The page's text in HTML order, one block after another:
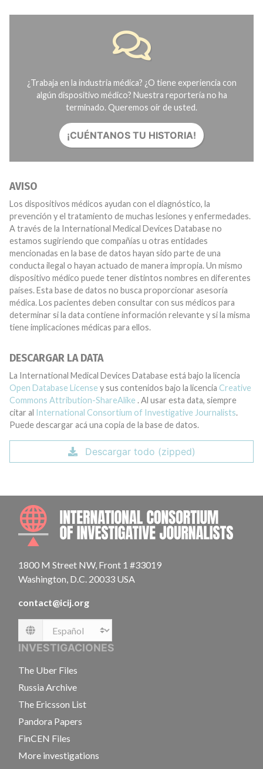
¿Trabaja en la industria médica? ¿O tiene experiencia con
algún dispositivo médico? Nuestra reportería no ha
terminado. Queremos oír de usted.
¡CUÉNTANOS TU HISTORIA!
AVISO
Los dispositivos médicos ayudan con el diagnóstico, la
prevención y el tratamiento de muchas lesiones y enfermedades.
A través de la International Medical Devices Database no
estamos sugiriendo que compañías u otras entidades
mencionadas en la base de datos hayan sido parte de una
conducta ilegal o hayan actuado de manera impropia. Un mismo
dispositivo médico puede tener distintos nombres en diferentes
países. Esta base de datos no busca proporcionar asesoría
médica. Los pacientes deben consultar con sus médicos para
determinar si la data contiene información relevante y si la misma
tiene implicaciones médicas para ellos.
DESCARGAR LA DATA
La International Medical Devices Database está bajo la licencia
Open Database License y sus contenidos bajo la licencia Creative
Commons Attribution-ShareAlike . Al usar esta data, siempre
citar al International Consortium of Investigative Journalists.
Puede descargar acá una copia de la base de datos.
Descargar todo (zipped)
1800 M Street NW, Front 1 #33019
Washington, D.C. 20033 USA
contact@icij.org
Language
INVESTIGACIONES
The Uber Files
Russia Archive
The Ericsson List
Pandora Papers
FinCEN Files
More investigations